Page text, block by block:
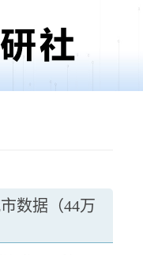
数据（44万